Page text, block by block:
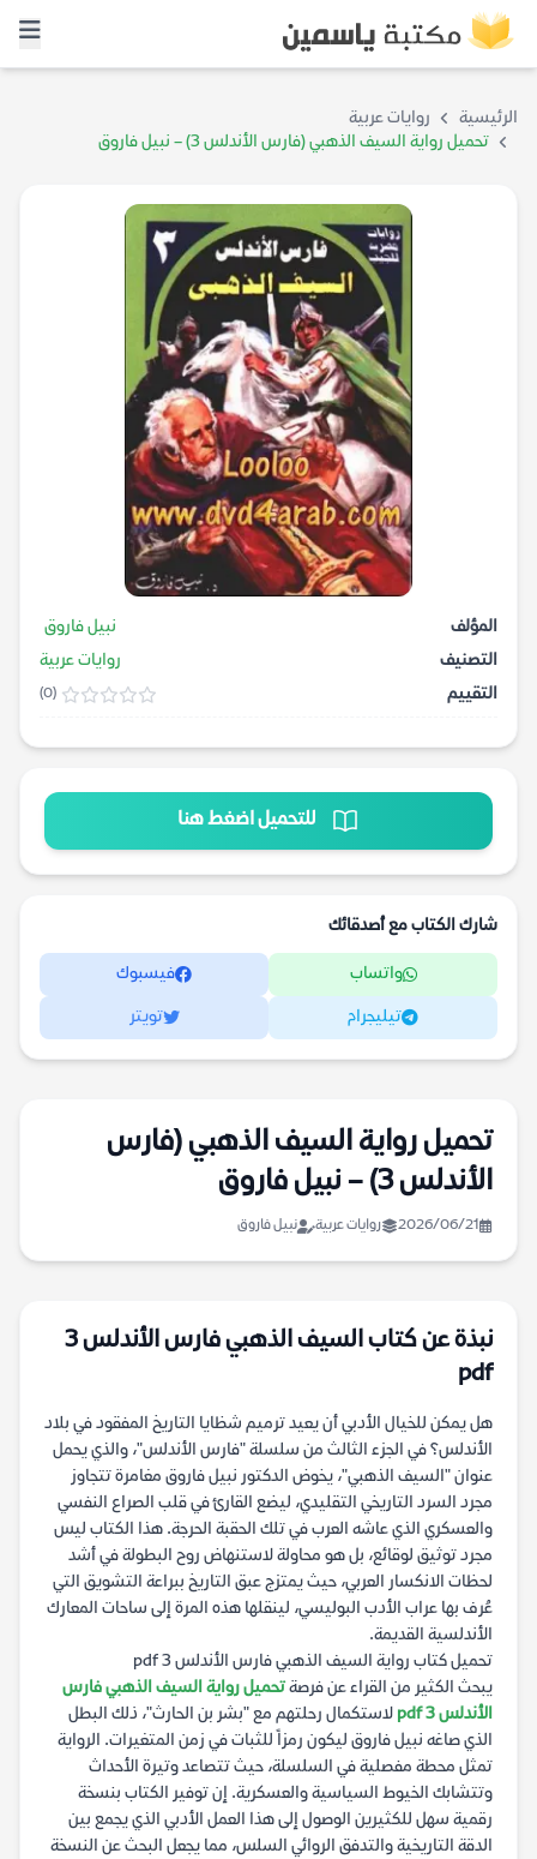
الرئيسية
روايات عربية
تحميل رواية السيف الذهبي (فارس الأندلس 3) – نبيل فاروق
المؤلف
نبيل فاروق
التصنيف
روايات عربية
التقييم
(0)
للتحميل اضغط هنا
شارك الكتاب مع أصدقائك
واتساب فيسبوك
تيليجرام تويتر
تحميل رواية السيف الذهبي (فارس
الأندلس 3) – نبيل فاروق
2026/06/21 روايات عربية نبيل فاروق
نبذة عن كتاب السيف الذهبي فارس الأندلس 3
pdf
هل يمكن للخيال الأدبي أن يعيد ترميم شظايا التاريخ المفقود في بلاد
الأندلس؟ في الجزء الثالث من سلسلة "فارس الأندلس"، والذي يحمل
عنوان "السيف الذهبي"، يخوض الدكتور نبيل فاروق مغامرة تتجاوز
مجرد السرد التاريخي التقليدي، ليضع القارئ في قلب الصراع النفسي
والعسكري الذي عاشه العرب في تلك الحقبة الحرجة. هذا الكتاب ليس
مجرد توثيق لوقائع، بل هو محاولة لاستنهاض روح البطولة في أشد
لحظات الانكسار العربي، حيث يمتزج عبق التاريخ ببراعة التشويق التي
عُرف بها عراب الأدب البوليسي، لينقلها هذه المرة إلى ساحات المعارك
الأندلسية القديمة.
تحميل كتاب رواية السيف الذهبي فارس الأندلس 3 pdf
يبحث الكثير من القراء عن فرصةتحميل رواية السيف الذهبي فارس
الأندلس 3 pdf
لاستكمال رحلتهم مع "بشر بن الحارث"، ذلك البطل
الذي صاغه نبيل فاروق ليكون رمزاً للثبات في زمن المتغيرات. الرواية
تمثل محطة مفصلية في السلسلة، حيث تتصاعد وتيرة الأحداث
وتتشابك الخيوط السياسية والعسكرية. إن توفير الكتاب بنسخة
رقمية سهل للكثيرين الوصول إلى هذا العمل الأدبي الذي يجمع بين
الدقة التاريخية والتدفق الروائي السلس، مما يجعل البحث عن النسخة